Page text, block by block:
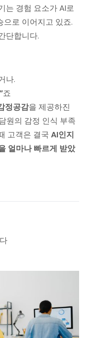
는 경험 요소가 AI로
으로 이어지고 있죠.
단합니다.
나.
죠
정공감을 제공하진
원의 감정 인식 부족
고객은 결국 AI인지
얼마나 빠르게 받았